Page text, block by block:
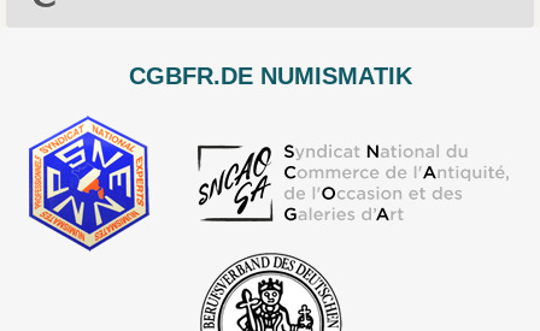
CGBFR.DE NUMISMATIK